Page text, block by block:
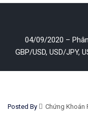
04/09/2020 –
GBP/USD, USD/JPY,
Posted By Chứng Khoán